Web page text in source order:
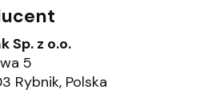
Sp. z o.o.
5
Rybnik, Polska